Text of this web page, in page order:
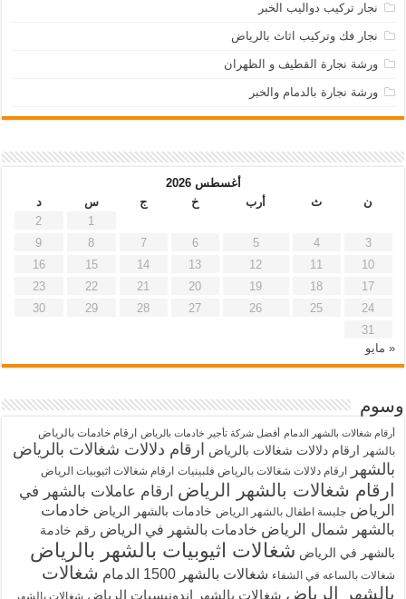
نجار تركيب دواليب الخبر
نجار فك وتركيب اثاث بالرياض
ورشة نجارة القطيف و الظهران
ورشة نجارة بالدمام والخبر
أغسطس 2026
ن
ث أرب خ ج س
د
1
2
3
4
5
6
7
8
9
10
11
12
13
14
15
16
17
18
19
20
21
22
23
24
25
26
27
28
29
30
31
« مايو
وسوم
أرقام شغالات بالشهر الدمام أفضل شركة تأجير خادمات بالرياض
ارقام خادمات بالرياض
بالشهر
ارقام دلالات شغالات بالرياض ارقام دلالات شغالات بالرياض
بالشهر
ارقام دلالات شغالات بالرياض فلبينيات ارقام شغالات اثيوبيات الرياض
ارقام شغالات بالشهر الرياض ارقام عاملات بالشهر في
الرياض جليسة اطفال بالشهر الرياض خادمات بالشهر الرياض خادمات
بالشهر شمال الرياض خادمات بالشهر في الرياض رقم خادمة
بالشهر في الرياض شغالات اثيوبيات بالشهر بالرياض
شغالات بالساعه في الشفاء شغالات بالشهر 1500 الدمام
شغالات
بالشهر الرياض شغالات بالشهر اندونيسيات الرياض شغالات بالشهر